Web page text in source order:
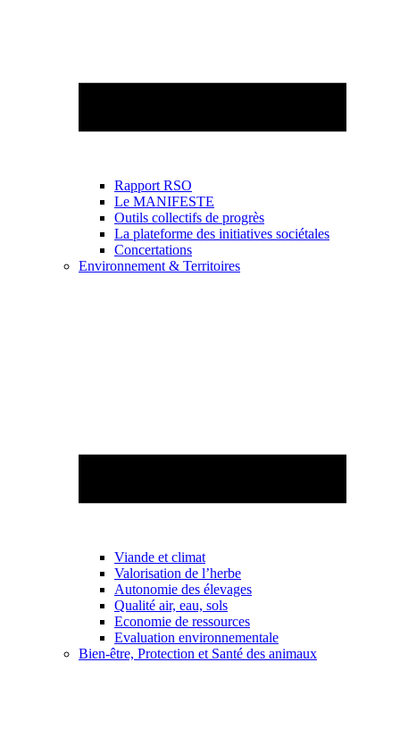
Rapport RSO
Le MANIFESTE
Outils collectifs de progrès
La plateforme des initiatives sociétales
Concertations
Environnement & Territoires
Viande et climat
Valorisation de l’herbe
Autonomie des élevages
Qualité air, eau, sols
Economie de ressources
Evaluation environnementale
Bien-être, Protection et Santé des animaux